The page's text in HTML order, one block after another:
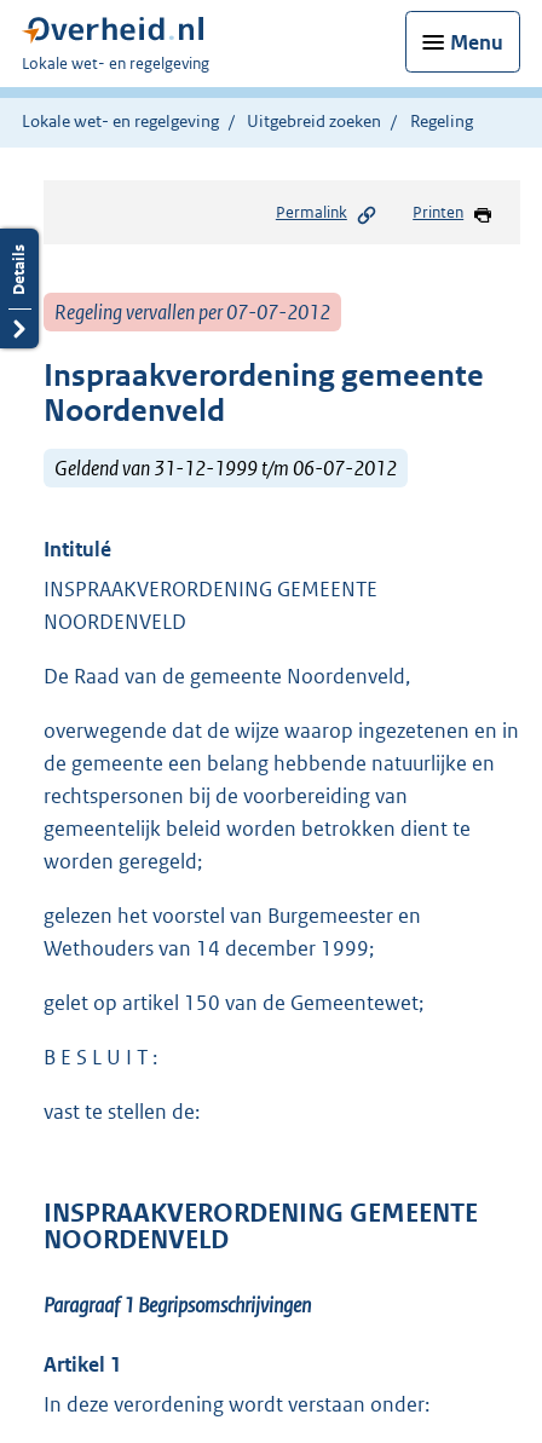
Menu
U
bent
hier:
Lokale wet- en regelgeving
Lokale wet- en regelgeving Uitgebreid zoeken Regeling
Permalink Printen
Regeling vervallen per 07-07-2012
Inspraakverordening gemeente
Noordenveld
Geldend van 31-12-1999 t/m 06-07-2012
Intitulé
INSPRAAKVERORDENING GEMEENTE
NOORDENVELD
De Raad van de gemeente Noordenveld,
overwegende dat de wijze waarop ingezetenen en in
de gemeente een belang hebbende natuurlijke en
rechtspersonen bij de voorbereiding van
gemeentelijk beleid worden betrokken dient te
worden geregeld;
gelezen het voorstel van Burgemeester en
Wethouders van 14 december 1999;
gelet op artikel 150 van de Gemeentewet;
B E S L U I T :
vast te stellen de:
INSPRAAKVERORDENING GEMEENTE
NOORDENVELD
Paragraaf 1 Begripsomschrijvingen
Artikel 1
In deze verordening wordt verstaan onder: